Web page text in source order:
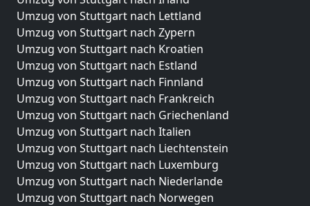
Umzug von Stuttgart nach Lettland
Umzug von Stuttgart nach Zypern
Umzug von Stuttgart nach Kroatien
Umzug von Stuttgart nach Estland
Umzug von Stuttgart nach Finnland
Umzug von Stuttgart nach Frankreich
Umzug von Stuttgart nach Griechenland
Umzug von Stuttgart nach Italien
Umzug von Stuttgart nach Liechtenstein
Umzug von Stuttgart nach Luxemburg
Umzug von Stuttgart nach Niederlande
Umzug von Stuttgart nach Norwegen